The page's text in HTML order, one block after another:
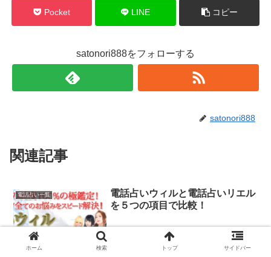
Pocket LINE コピー
satonori888をフォローする
satonori888
関連記事
電話占い一覧
電話占いウィルと電話占いリエル
を５つの項目で比較！
＊当サイトはプロモーションが含まれています。 人気の電話占いで
ホーム 検索 トップ サイドバー